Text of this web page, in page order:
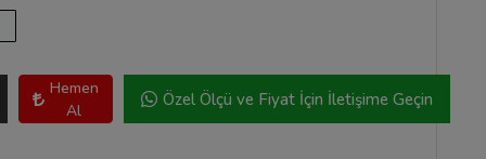
Hemen
Al
Özel Ölçü ve Fiyat İçin İletişime Geçin